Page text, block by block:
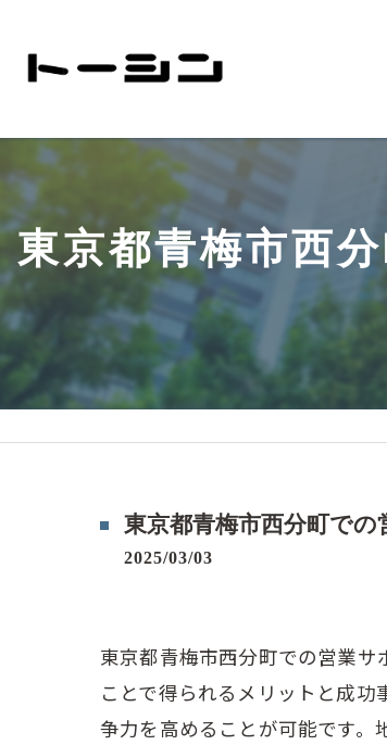
東京都青梅市西
東京都青梅市西分町で
2025/03/03
東京都青梅市西分町での営業
ことで得られるメリットと成
争力を高めることが可能です。